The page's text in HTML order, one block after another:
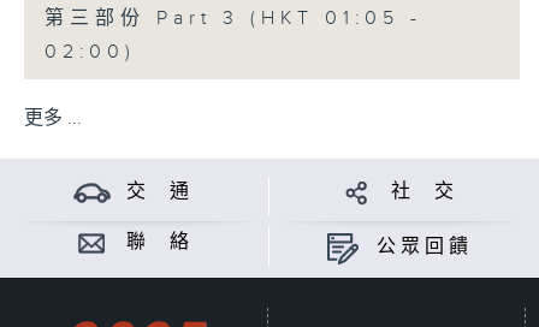
第三部份 Part 3 (HKT 01:05 -
02:00)
更多 ...
交 通 社 交
聯 絡 公眾回饋